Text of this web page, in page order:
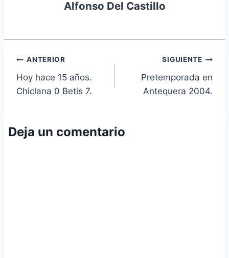
Alfonso Del Castillo
Navegación
de
ANTERIOR
Hoy hace 15 años.
Chiclana 0 Betis 7.
SIGUIENTE
Pretemporada en
Antequera 2004.
Deja un comentario